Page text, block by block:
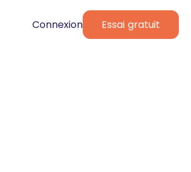
Connexion Essai gratuit